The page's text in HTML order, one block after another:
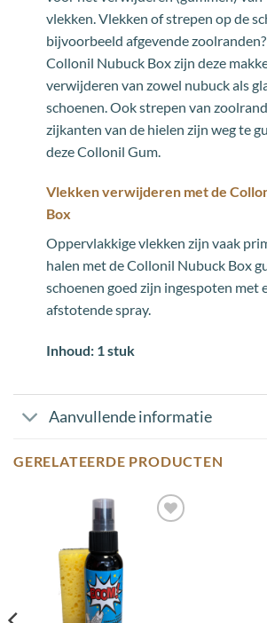
vlekken. Vlekken of strepen op de
bijvoorbeeld afgevende
Collonil Nubuck Box zijn deze
verwijderen van zowel nubuck als
schoenen. Ook strepen van
zijkanten van de hielen zijn weg te
deze Collonil Gum.
Vlekken verwijderen met de
Box
Oppervlakkige vlekken zijn vaak
halen met de Collonil Nubuck Box
schoenen goed zijn ingespoten met
afstotende spray.
Inhoud: 1 stuk
Aanvullende informatie
GERELATEERDE PRODUCTEN